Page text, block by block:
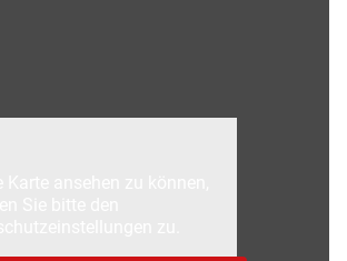
Karte ansehen zu können,
Sie bitte den
zu.